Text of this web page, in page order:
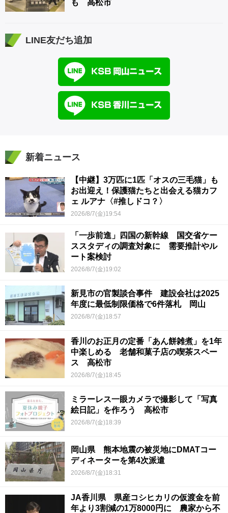
も 高松市
LINE友だち追加
新着ニュース
【中継】3万匹に1匹「オスの三毛猫」も
お出迎え！保護猫たちと出会える猫カフ
ェ ルアナ〈#推しドコ？〉
2026/8/7(金)19:54
「一歩前進」四国の新幹線 国交省ケー
ススタディの調査対象に 需要推計やル
ート案検討
2026/8/7(金)19:02
新見市の官製談合事件 建設会社は2025
年度に最低制限価格で6件落札 岡山
2026/8/7(金)18:57
香川のお正月の定番「あん餅雑煮」を1年
中楽しめる 老舗和菓子店の喫茶スペー
ス 高松市
2026/8/7(金)18:45
ミラーレス一眼カメラで撮影して「写真
絵日記」を作ろう 高松市
2026/8/7(金)18:39
岡山県 熊本地震の被災地にDMATコー
ディネーターを第4次派遣
2026/8/7(金)18:31
JA香川県 県産コシヒカリの仮渡金を前
年より3割減の1万8000円に 農家から不